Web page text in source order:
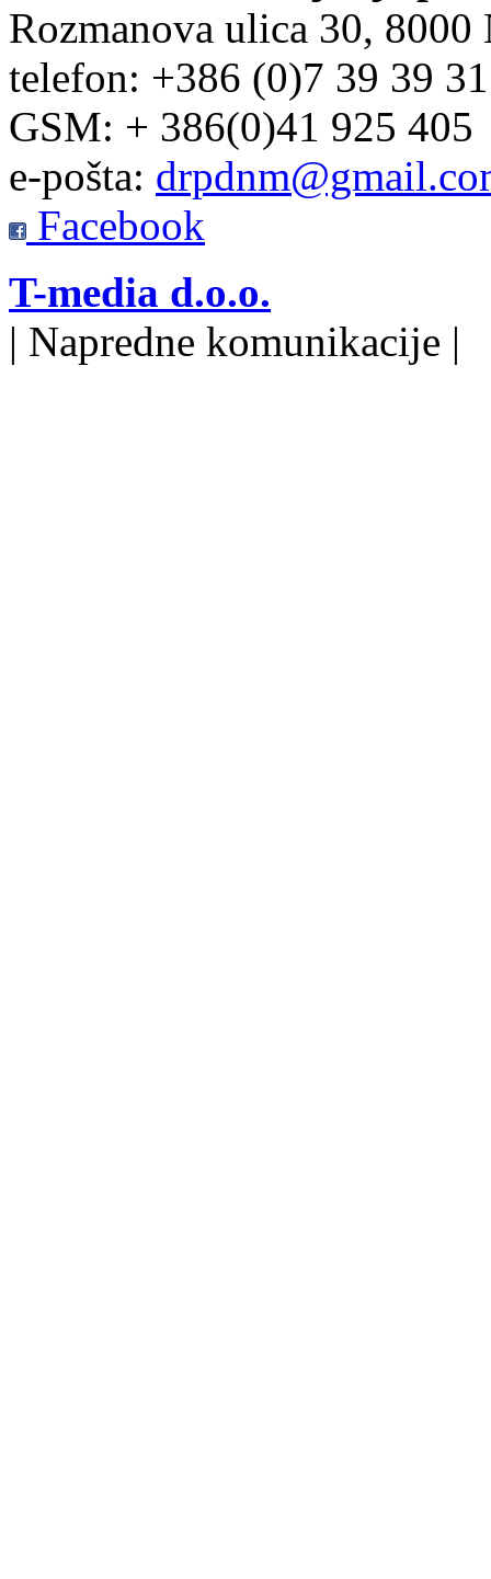
Rozmanova ulica 30, 8000
telefon: +386 (0)7 39 39
GSM: + 386(0)41 925 405
e-pošta:
Facebook
T-media d.o.o.
| Napredne komunikacije |